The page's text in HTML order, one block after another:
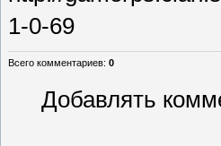
1-0-69
Всего комментариев: 0
Добавлять